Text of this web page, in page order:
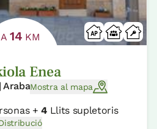
A 14 KM
Enea
ArabaMostra al mapa
+4Llits supletoris